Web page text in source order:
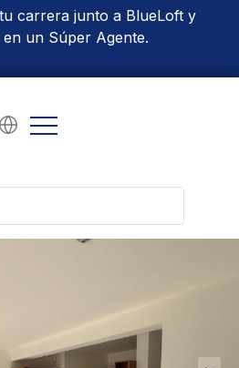
carrera junto a BlueLoft y
un Súper Agente.